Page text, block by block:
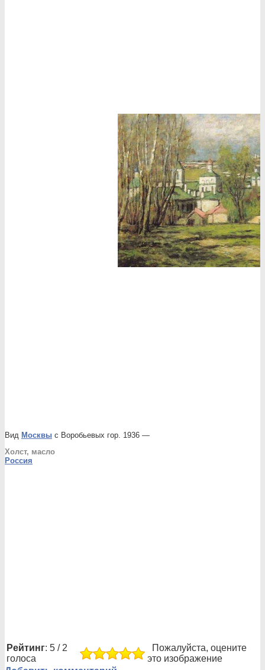
Вид Москвы с Воробьевых гор. 1936 —
Холст, масло
Россия
Рейтинг: 5 / 2
голоса
Пожалуйста, оцените
это изображение